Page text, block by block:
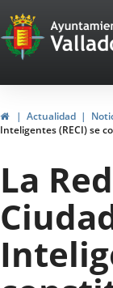
Portal
Web
del
de
InicioActualidad
Inteligentes (RECI) se
La